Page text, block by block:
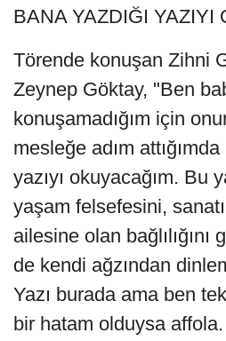
BANA YAZDIĞI YAZIYI
Törende konuşan Zihni
Zeynep Göktay, "Ben
konuşamadığım için
mesleğe adım attığımda
yazıyı okuyacağım. Bu
yaşam felsefesini,
ailesine olan
de kendi ağzından
Yazı burada ama ben
bir hatam olduysa